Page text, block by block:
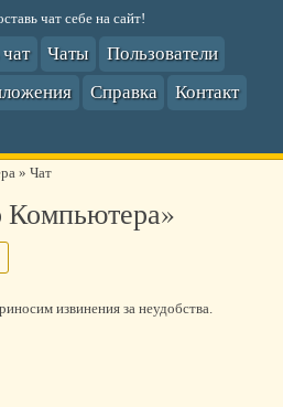
чат себе на сайт!
Чаты
Пользователи
Справка
Контакт
» Чат
Компьютера»